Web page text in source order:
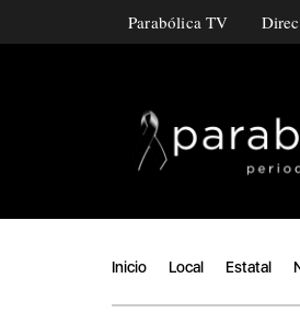
Parabólica TV
Inicio Local Estatal